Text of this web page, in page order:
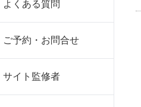
よくある質問
ご予約・お問合せ
サイト監修者